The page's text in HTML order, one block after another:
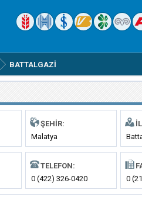
BATTALGAZI
ŞEHIR:
Malatya
TELEFON:
0 (422) 326-0420
0